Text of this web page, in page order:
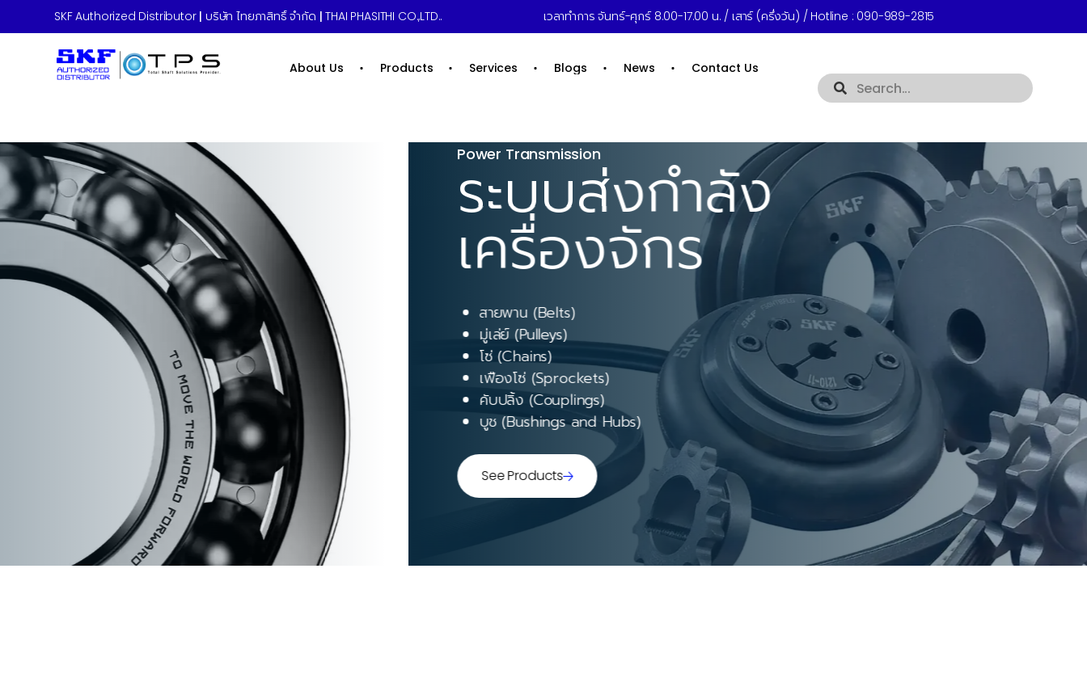
SKF Authorized Distributor | บริษัท ไทยภาสิทธิ์ จำกัด | THAI PHASITHI CO.,LTD.. เวลาทำการ จันทร์-ศุกร์ 8.00-17.00 น. / เสาร์ (ครึ่งวัน) / Hotline : 090-989-2815
About Us Products Services Blogs News Contact Us
Power Transmission
ระบบส่งกำลัง
เครื่องจักร
สายพาน (Belts)
มู่เล่ย์ (Pulleys)
โซ่ (Chains)
เฟืองโซ่ (Sprockets)
คับปลิ้ง (Couplings)
บูช (Bushings and Hubs)
See Products